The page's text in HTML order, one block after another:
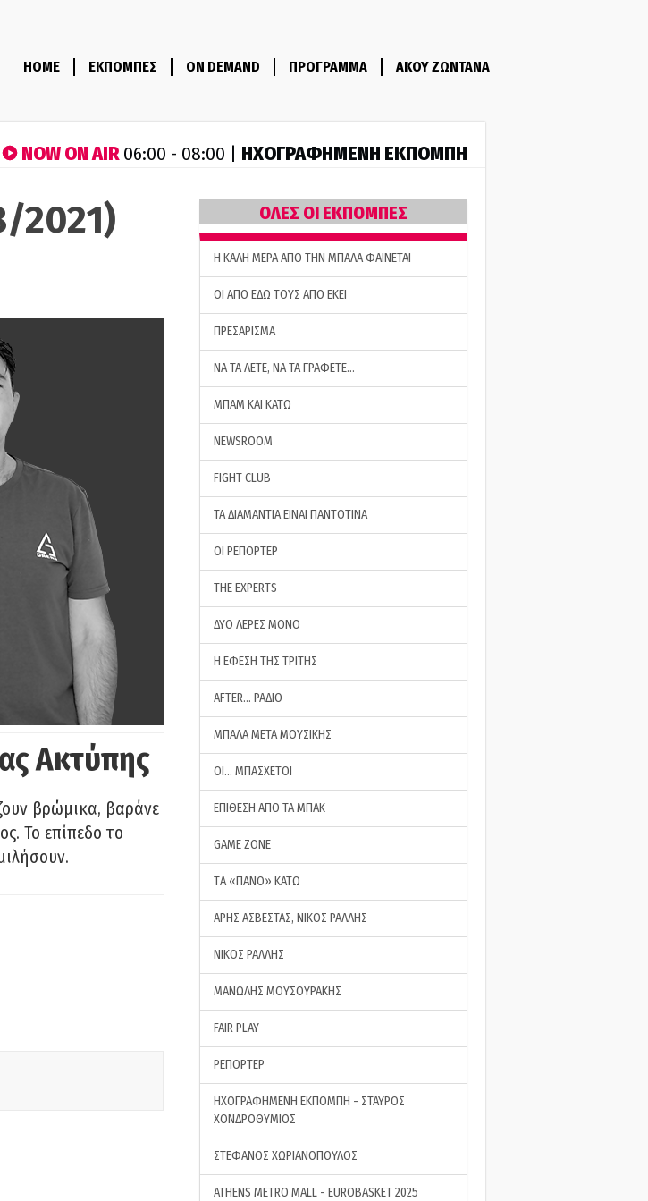
HOME ΕΚΠΟΜΠΕΣ ON DEMAND ΠΡΟΓΡΑΜΜΑ ΑΚΟΥ ΖΩΝΤΑΝΑ
NOW ON AIR06:00 - 08:00 | ΗΧΟΓΡΑΦΗΜΕΝΗ ΕΚΠΟΜΠΗ
2021)
Ακτύπης
βρώμικα, βαράνε
Το επίπεδο το
ΟΛΕΣ ΟΙ ΕΚΠΟΜΠΕΣ
H ΚΑΛΗ ΜΕΡΑ ΑΠΟ ΤΗΝ ΜΠΑΛΑ ΦΑΙΝΕΤΑΙ
ΟΙ ΑΠΟ ΕΔΩ ΤΟΥΣ ΑΠΟ ΕΚΕΙ
ΠΡΕΣΑΡΙΣΜΑ
ΝΑ ΤΑ ΛΕΤΕ, ΝΑ ΤΑ ΓΡΑΦΕΤΕ…
ΜΠΑΜ ΚΑΙ ΚΑΤΩ
NEWSROOM
FIGHT CLUB
ΤΑ ΔΙΑΜΑΝΤΙΑ ΕΙΝΑΙ ΠΑΝΤΟΤΙΝΑ
ΟΙ ΡΕΠΟΡΤΕΡ
THE EXPERTS
ΔΥΟ ΛΕΡΕΣ ΜΟΝΟ
Η ΕΦΕΣΗ ΤΗΣ ΤΡΙΤΗΣ
AFTER… ΡΑΔΙΟ
ΜΠΑΛΑ ΜΕΤΑ ΜΟΥΣΙΚΗΣ
ΟΙ… ΜΠΑΣΧΕΤΟΙ
ΕΠΙΘΕΣΗ ΑΠΟ ΤΑ ΜΠΑΚ
GAME ZONE
ΤA «ΠΑΝΟ» ΚΑΤΩ
ΑΡΗΣ ΑΣΒΕΣΤΑΣ, ΝΙΚΟΣ ΡΑΛΛΗΣ
ΝΙΚΟΣ ΡΑΛΛΗΣ
ΜΑΝΩΛΗΣ ΜΟΥΣΟΥΡΑΚΗΣ
FAIR PLAY
ΡΕΠΟΡΤΕΡ
ΗΧΟΓΡΑΦΗΜΕΝΗ ΕΚΠΟΜΠΗ - ΣΤΑΥΡΟΣ
ΧΟΝΔΡΟΘΥΜΙΟΣ
ΣΤΕΦΑΝΟΣ ΧΩΡΙΑΝΟΠΟΥΛΟΣ
ATHENS METRO MALL - EUROBASKET 2025